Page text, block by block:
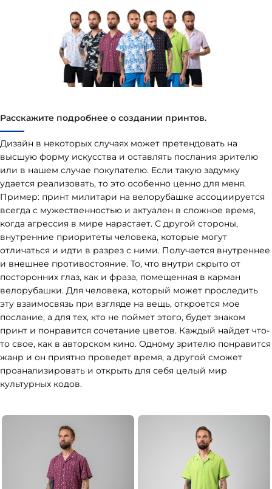
Расскажите подробнее о создании принтов.
Дизайн в некоторых случаях может претендовать на
высшую форму искусства и оставлять послания зрителю
или в нашем случае покупателю. Если такую задумку
удается реализовать, то это особенно ценно для меня.
Пример: принт милитари на велорубашке ассоциируется
всегда с мужественностью и актуален в сложное время,
когда агрессия в мире нарастает. С другой стороны,
внутренние приоритеты человека, которые могут
отличаться и идти в разрез с ними. Получается внутреннее
и внешнее противостояние. То, что внутри скрыто от
посторонних глаз, как и фраза, помещенная в карман
велорубашки. Для человека, который может проследить
эту взаимосвязь при взгляде на вещь, откроется мое
послание, а для тех, кто не поймет этого, будет знаком
принт и понравится сочетание цветов. Каждый найдет что-
то свое, как в авторском кино. Одному зрителю понравится
жанр и он приятно проведет время, а другой сможет
проанализировать и открыть для себя целый мир
культурных кодов.